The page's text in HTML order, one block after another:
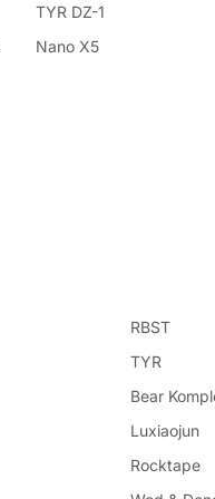
TYR DZ-1
Nano X5
RBST
TYR
Bear
Luxiaojun
Rocktape